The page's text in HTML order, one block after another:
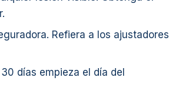
Refiera a los ajustadores
días empieza el día del